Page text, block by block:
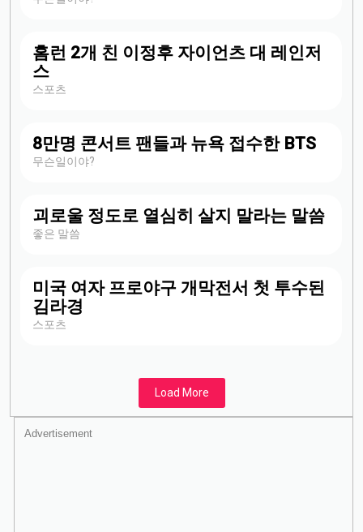
홈런 2개 친 이정후 자이언츠 대 레인저
스
스포츠
8만명 콘서트 팬들과 뉴욕 접수한 BTS
무슨일이야?
괴로울 정도로 열심히 살지 말라는 말씀
좋은 말씀
미국 여자 프로야구 개막전서 첫 투수된
김라경
스포츠
Load More
Advertisement